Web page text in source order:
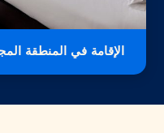
الإقامة في المنطقة